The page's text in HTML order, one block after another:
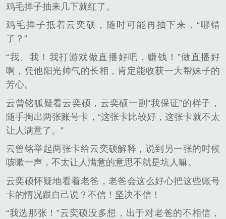
鸡毛掸子抽来几下就红了。
鸡毛掸子抵着云奕硕，随时可能再抽下来，“哪错
了？”
“我、我！我打游戏做直播好吧，赚钱！”做直播好
啊，凭他阳光帅气的长相，肯定能收获一大帮妹子的
芳心。
云曾铭狐疑看云奕硕，云奕硕一副“我保证”的样子，
随手掏出两张账号卡，“这张卡比较好，这张卡就不太
让人满意了。”
云曾铭举起两张卡给云奕硕解释，说到另一张的时候
咳嗽一声，不太让人满意的意思不就是坑人嘛。
云奕硕怀疑地看着老爸，老爸会这么好心把这些账号
卡的情况跟自己说？不信！坚决不信！
“我选那张！”云奕硕没多想，出于对老爸的不相信，